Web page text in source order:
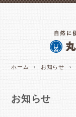
ホーム › お知らせ ›
お知らせ